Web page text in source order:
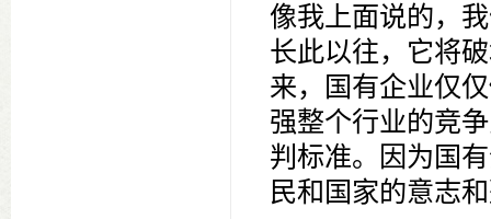
像我上面说的，
长此以往，它将
来，国有企业仅
强整个行业的竞
判标准。因为国
民和国家的意志